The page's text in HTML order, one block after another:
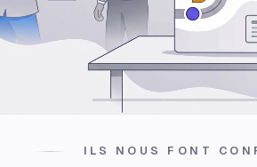
ILS NOUS FONT